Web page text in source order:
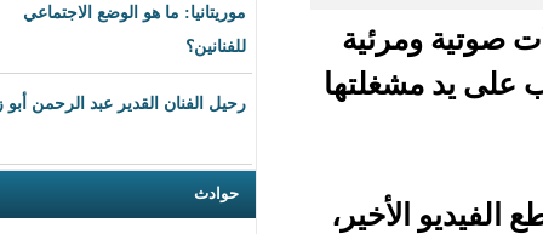
موريتانيا: ما هو الوضع الاجتماعي
للفنانين؟
رحيل الفنان القدير عبد الرحمن أبو زهرة
الأخير،